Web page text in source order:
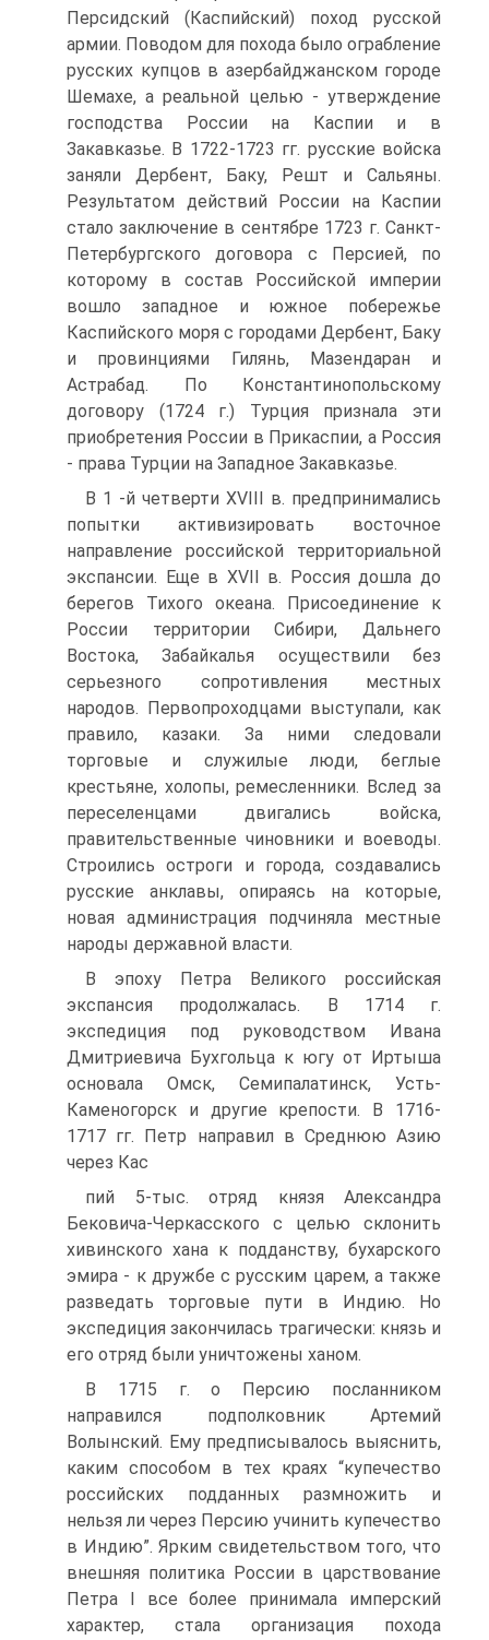
Персидский (Каспийский) поход русской
армии. Поводом для похода было ограбление
рус­ских купцов в азербайджанском городе
Шемахе, а реальной целью - утверждение
господства России на Каспии и в
Закавказье. В 1722-1723 гг. русские войска
заняли Дер­бент, Баку, Решт и Сальяны.
Результатом действий России на Каспии
стало заключение в сентябре 1723 г. Санкт-
Петербургского договора с Персией, по
которому в состав Российской империи
вошло западное и южное побережье
Каспийского моря с городами Дербент, Баку
и провинция­ми Гилянь, Мазендаран и
Астрабад. По Константинополь­скому
договору (1724 г.) Турция признала эти
приобрете­ния России в Прикаспии, а Россия
- права Турции на За­падное Закавказье.
В 1 -й четверти XVIII в. предпринимались
попытки ак­тивизировать восточное
направление российской террито­риальной
экспансии. Еще в XVII в. Россия дошла до
бере­гов Тихого океана. Присоединение к
России территории Сибири, Дальнего
Востока, Забайкалья осуществили без
серьезного сопротивления местных
народов. Первопро­ходцами выступали, как
правило, казаки. За ними следова­ли
торговые и служилые люди, беглые
крестьяне, холопы, ремесленники. Вслед за
переселенцами двигались войска,
правительственные чиновники и воеводы.
Строились остроги и города, создавались
русские анклавы, опираясь на которые,
новая администрация подчиняла местные
народы державной власти.
В эпоху Петра Великого российская
экспансия про­должалась. В 1714 г.
экспедиция под руководством Ивана
Дмитриевича Бухгольца к югу от Иртыша
основала Омск, Семипалатинск, Усть-
Каменогорск и другие крепости. В 1716-
1717 гг. Петр направил в Среднюю Азию
через Кас­
пий 5-тыс. отряд князя Александра
Бековича-Черкасского с целью склонить
хивинского хана к подданству, бухарского
эмира - к дружбе с русским царем, а также
разведать тор­говые пути в Индию. Но
экспедиция закончилась трагиче­ски: князь и
его отряд были уничтожены ханом.
В 1715 г. о Персию посланником
направился подпол­ковник Артемий
Волынский. Ему предписывалось выяс­нить,
каким способом в тех краях “купечество
российских подданных размножить и
нельзя ли через Персию учинить купечество
в Индию”. Ярким свидетельством того, что
внешняя политика России в царствование
Петра I все более принимала имперский
характер, стала организация по­хода